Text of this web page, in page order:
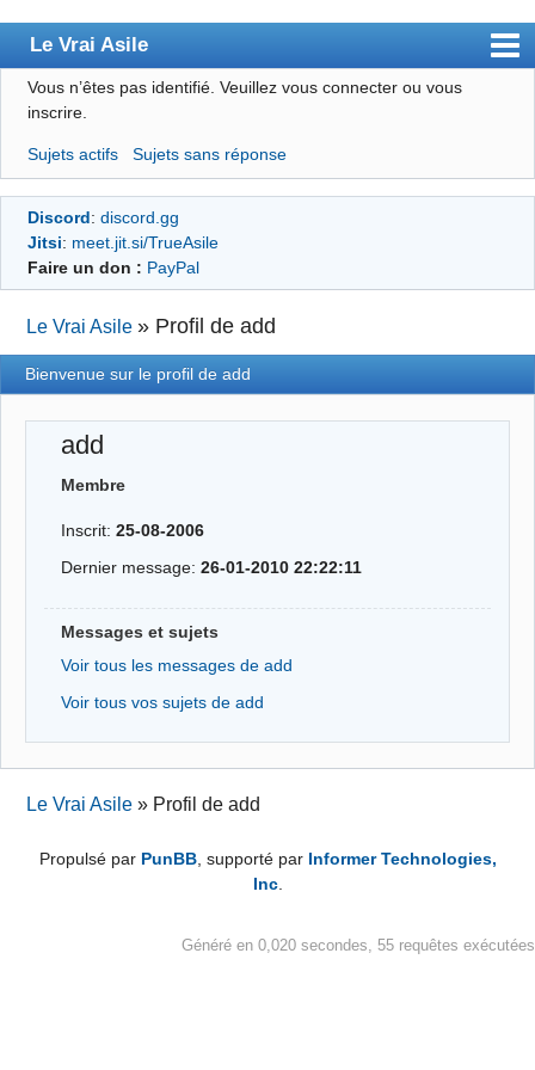
Le Vrai Asile
Accueil
Forum
Membres
Règles
S’inscrire
Connexion
Vous n’êtes pas identifié. Veuillez vous connecter ou vous
inscrire.
Sujets actifs Sujets sans réponse
Discord: discord.gg
Jitsi: meet.jit.si/TrueAsile
Faire un don : PayPal
Le Vrai Asile » Profil de add
Bienvenue sur le profil de add
add
Membre
Inscrit:25-08-2006
Dernier message:26-01-2010 22:22:11
Messages et sujets
Voir tous les messages de add
Voir tous vos sujets de add
Le Vrai Asile » Profil de add
Propulsé par PunBB, supporté par Informer Technologies,
Inc.
Généré en 0,020 secondes, 55 requêtes exécutées